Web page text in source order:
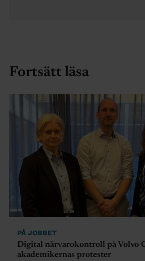
Fortsätt läsa
PÅ JOBBET
Digital närvarokontroll på Volvo
akademikernas protester